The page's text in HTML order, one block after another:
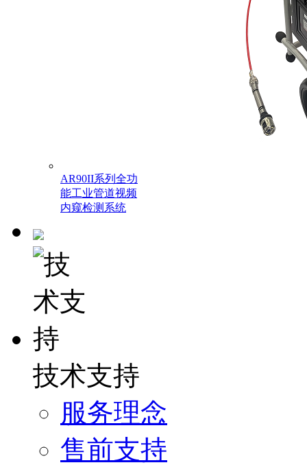
AR90II系列全功
能工业管道视频
内窥检测系统
技术支持
服务理念
售前支持